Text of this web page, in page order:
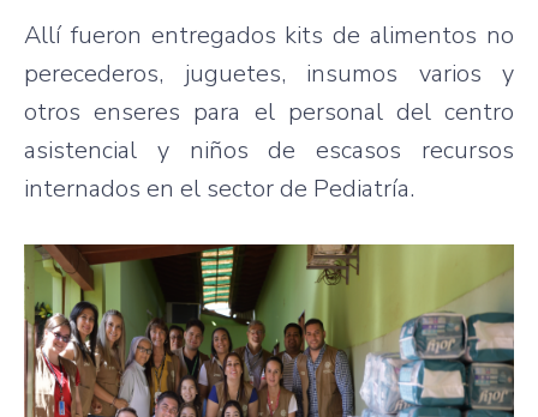
Allí fueron entregados kits de alimentos no
perecederos, juguetes, insumos varios y
otros enseres para el personal del centro
asistencial y niños de escasos recursos
internados en el sector de Pediatría.